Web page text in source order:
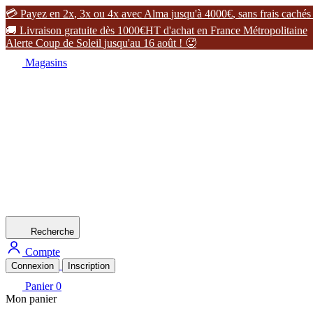
 Payez en 2x, 3x ou 4x avec Alma jusqu'à 4000€, sans frais cachés
 Livraison gratuite dès 1000€HT d'achat en France Métropolitaine
Alerte Coup de Soleil jusqu'au 16 août ! 
Magasins
Recherche
Compte
Connexion Inscription
Panier 0
Mon panier